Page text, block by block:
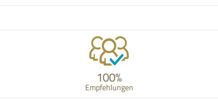
100%
Empfehlungen